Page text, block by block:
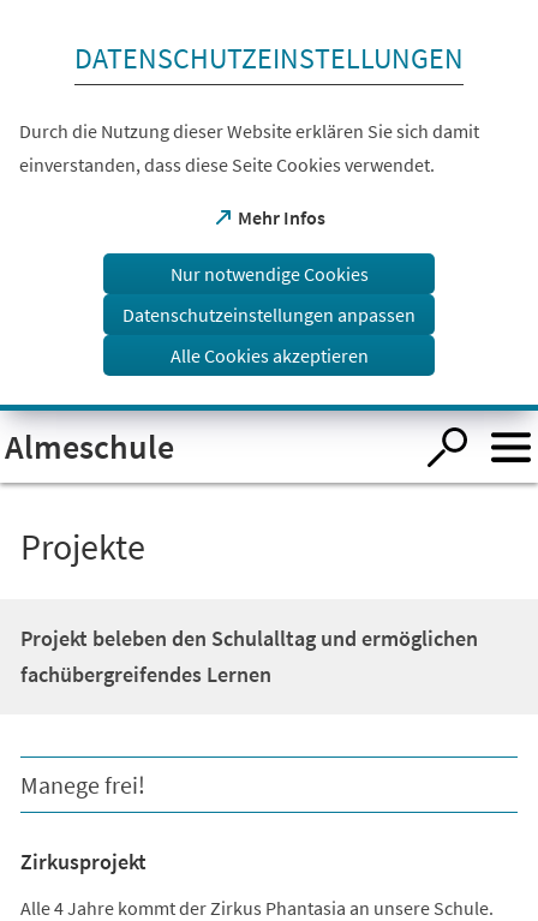
Visuelle
Assistenzsoftware
öffnen.
DATENSCHUTZEINSTELLUNGEN
Durch die Nutzung dieser Website erklären Sie sich damit
einverstanden, dass diese Seite Cookies verwendet.
Mehr Infos
(Öffnet
einem
Tab)
Nur notwendige Cookies
Datenschutzeinstellungen anpassen
Alle Cookies akzeptieren
Almeschule
Projekte
Projekt beleben den Schulalltag und ermöglichen
fachübergreifendes Lernen
Manege frei!
Zirkusprojekt
Alle 4 Jahre kommt der Zirkus Phantasia an unsere Schule.